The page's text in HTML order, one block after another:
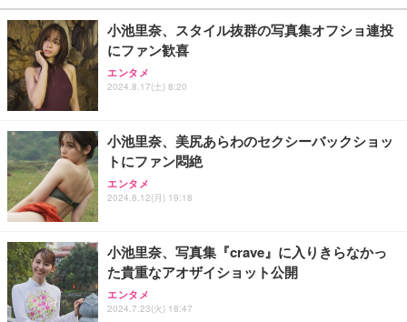
日下部ほたる どんどんやる気になる！日下部式学習
法[DVD]
King & Prince DOME TOUR 2026 ～STARRING～
(初回限定盤)(2枚組) [Blu-ray]
Aぇ! group LIVE TOUR 2025 D.N.A (初回盤)(2枚組)
[Blu-ray]
小池里奈、スタイル抜群の写真集オフショ連投
にファン歓喜
エンタメ
2024.8.17(土) 8:20
小池里奈、美尻あらわのセクシーバックショッ
トにファン悶絶
エンタメ
2024.8.12(月) 19:18
小池里奈、写真集『crave』に入りきらなかっ
た貴重なアオザイショット公開
エンタメ
2024.7.23(火) 18:47